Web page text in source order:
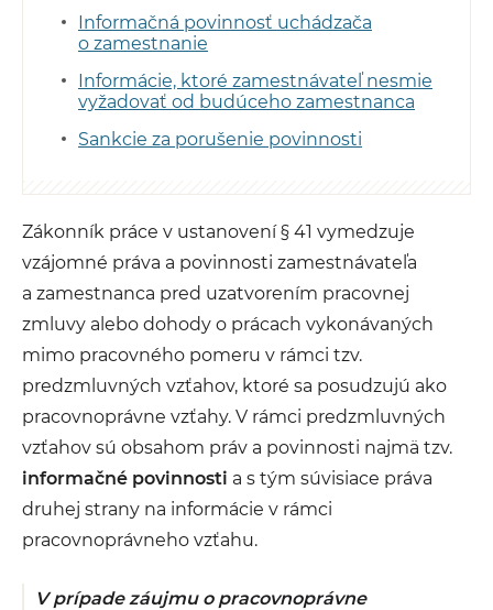
Informačná povinnosť uchádzača
o zamestnanie
Informácie, ktoré zamestnávateľ nesmie
vyžadovať od budúceho zamestnanca
Sankcie za porušenie povinnosti
Zákonník práce v ustanovení § 41 vymedzuje
vzájomné práva a povinnosti zamestnávateľa
a zamestnanca pred uzatvorením pracovnej
zmluvy alebo dohody o prácach vykonávaných
mimo pracovného pomeru v rámci tzv.
predzmluvných vzťahov, ktoré sa posudzujú ako
pracovnoprávne vzťahy. V rámci predzmluvných
vzťahov sú obsahom práv a povinnosti najmä tzv.
informačné povinnosti a s tým súvisiace práva
druhej strany na informácie v rámci
pracovnoprávneho vzťahu.
V prípade záujmu o pracovnoprávne